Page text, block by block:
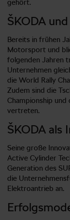
gehört.
ŠKODA
Bereits in frühen
Motorsport und
folgenden Jahren
Unternehmen
die World Rally
Zudem sind die
Championship und
vertreten.
ŠKODA als
Seine große
Active Cylinder
Generation des
die
Elektroantrieb an.